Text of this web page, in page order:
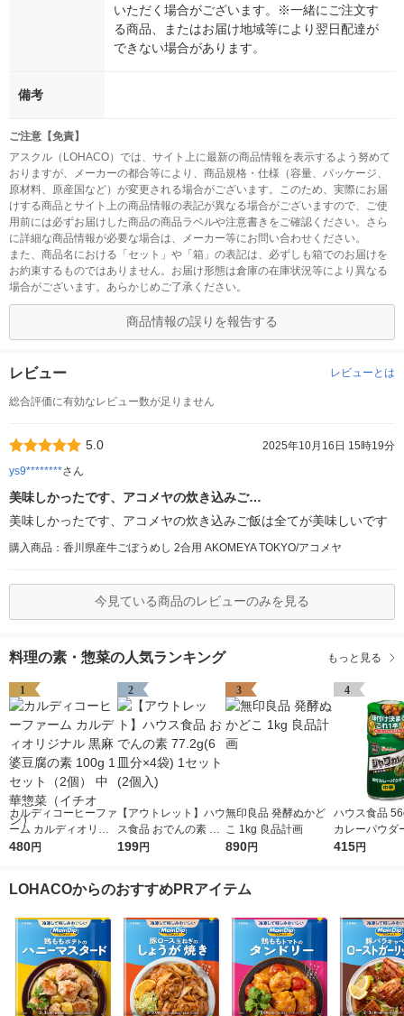
いただく場合がございます。※一緒にご注文す
る商品、またはお届け地域等により翌日配達が
できない場合があります。
備考
ご注意【免責】
アスクル（LOHACO）では、サイト上に最新の商品情報を表示するよう努めて
おりますが、メーカーの都合等により、商品規格・仕様（容量、パッケージ、
原材料、原産国など）が変更される場合がございます。このため、実際にお届
けする商品とサイト上の商品情報の表記が異なる場合がございますので、ご使
用前には必ずお届けした商品の商品ラベルや注意書きをご確認ください。さら
に詳細な商品情報が必要な場合は、メーカー等にお問い合わせください。
また、商品名における「セット」や「箱」の表記は、必ずしも箱でのお届けを
お約束するものではありません。お届け形態は倉庫の在庫状況等により異なる
場合がございます。あらかじめご了承ください。
商品情報の誤りを報告する
レビュー レビューとは
総合評価に有効なレビュー数が足りません
5.0
2025年10月16日 15時19分
ys9********さん
美味しかったです、アコメヤの炊き込みご…
美味しかったです、アコメヤの炊き込みご飯は全てが美味しいです
購入商品：香川県産牛ごぼうめし 2合用 AKOMEYA TOKYO/アコメヤ
今見ている商品のレビューのみを見る
料理の素・惣菜の人気ランキング もっと見る
1
カルディコーヒーファ
ーム カルディオリジ
ナル 黒麻婆豆腐の素
480円
2
【アウトレット】ハウ
ス食品 おでんの素 77.
2g(6皿分×4袋) 1セッ
199円
3
無印良品 発酵ぬかど
こ 1kg 良品計画
890円
4
ハウス食品
カレーパウダ
ワカレー味 1
415円
LOHACOからのおすすめPRアイテム